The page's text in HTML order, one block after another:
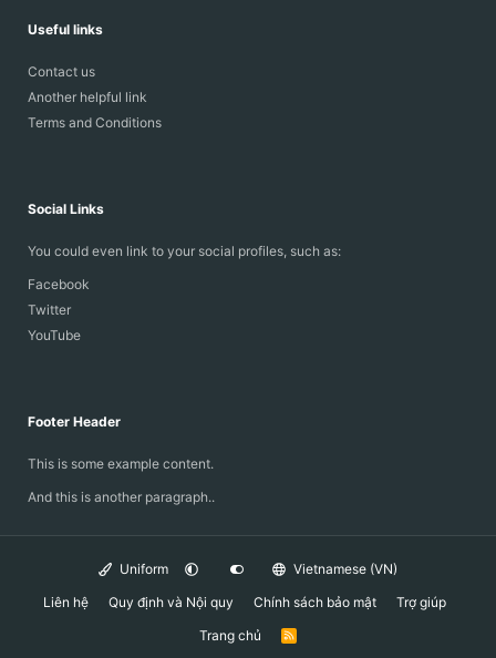
Useful links
Contact us
Another helpful link
Terms and Conditions
Social Links
You could even link to your social profiles, such as:
Facebook
Twitter
YouTube
Footer Header
This is some example content.
And this is another paragraph..
Uniform
Vietnamese (VN)
Liên hệ
Quy định và Nội quy Chính sách bảo mật
Trợ giúp
Trang chủ
R